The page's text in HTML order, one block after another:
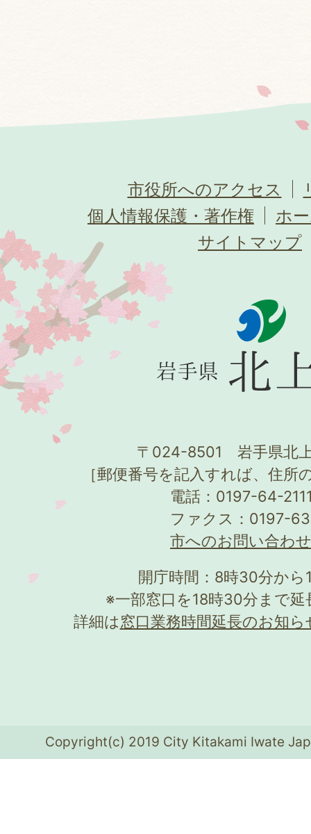
市役所へのアクセス
個人情報保護・著作権
ホ
サイトマップ
〒024-8501 岩手県北
［郵便番号を記入すれば、住所
電話：0197-64-
ファクス：0197-
市へのお問い合わ
開庁時間：8時30分か
※一部窓口を18時30分まで
詳細は窓口業務時間延長のお知ら
Copyright(c) 2019 City Kitakami Iwate